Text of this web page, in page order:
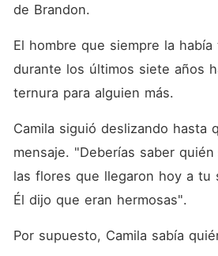
de Brandon.
El hombre que siempre la
durante los últimos siete años
ternura para alguien más.
Camila siguió deslizando hasta
mensaje. "Deberías saber
las flores que llegaron hoy a tu
Él dijo que eran hermosas".
Por supuesto, Camila sabía